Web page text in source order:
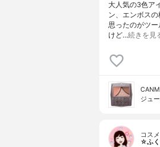
大人気の3色ア
ン、エンボス
思ったのがツ
けど…続きを見
ジュ
コス
☆ふ